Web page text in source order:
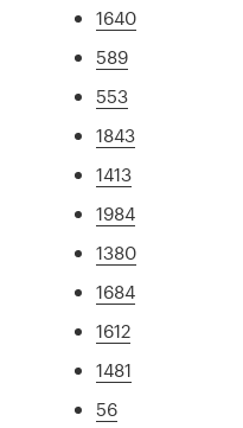
1640
589
553
1843
1413
1984
1380
1684
1612
1481
56